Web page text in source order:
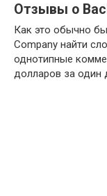
Отзывы о
Как это обычно
Company найти
однотипные
долларов за один